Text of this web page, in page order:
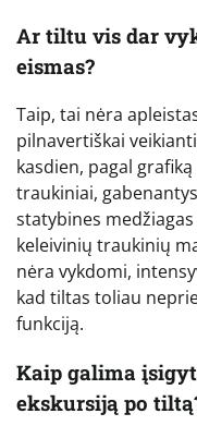
Ar tiltu vis dar
eismas?
Taip, tai nėra
pilnavertiškai
kasdien, pagal
traukiniai,
statybines
keleivinių traukinių
nėra vykdomi,
kad tiltas toliau
funkciją.
Kaip galima
ekskursiją po